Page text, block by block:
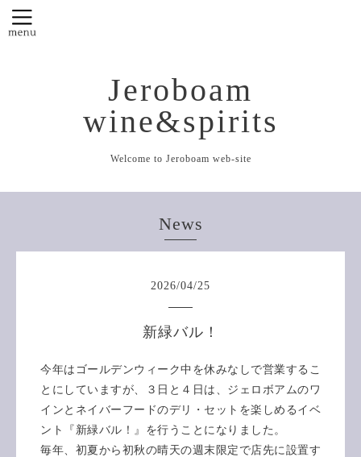
Jeroboam
wine&spirits
Welcome to Jeroboam web-site
News
2026/04/25
新緑バル！
今年はゴールデンウィーク中を休みなしで営業するこ
とにしていますが、３日と４日は、ジェロボアムのワ
インとネイバーフードのデリ・セットを楽しめるイベ
ント『新緑バル！』を行うことになりました。
毎年、初夏から初秋の晴天の週末限定で店先に設置す